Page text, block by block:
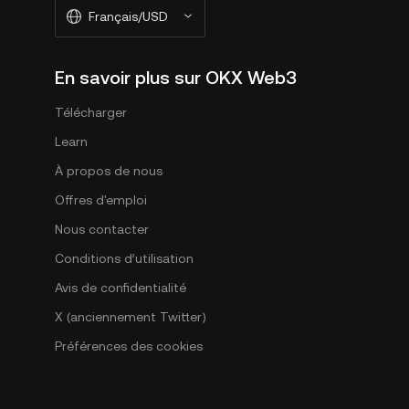
Français/USD
En savoir plus sur OKX Web3
Télécharger
Learn
À propos de nous
Offres d'emploi
Nous contacter
Conditions d’utilisation
Avis de confidentialité
X (anciennement Twitter)
Préférences des cookies